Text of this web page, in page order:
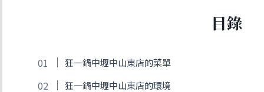
目錄
狂一鍋中壢中山東店的菜單
狂一鍋中壢中山東店的環境